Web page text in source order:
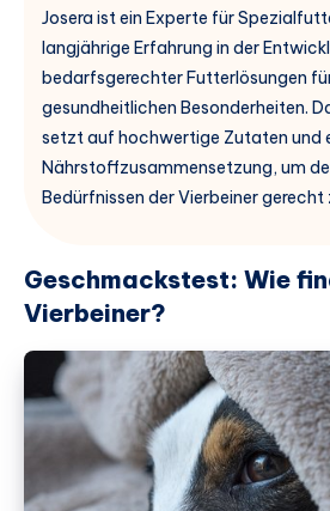
Josera ist ein Experte für
langjährige Erfahrung in der
bedarfsgerechter Futterlösungen
gesundheitlichen Besonderheiten.
setzt auf hochwertige Zutaten und
Nährstoffzusammensetzung, um
Bedürfnissen der Vierbeiner gerecht
Geschmackstest: Wie
Vierbeiner?